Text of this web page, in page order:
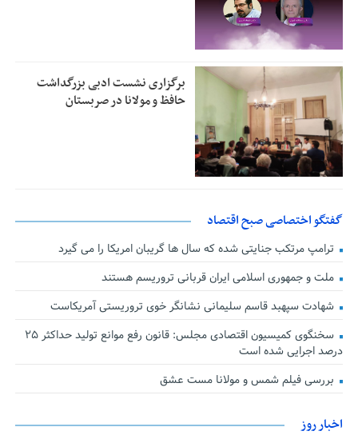
برگزاری نشست ادبی بزرگداشت
حافظ و مولانا در صربستان
گفتگو اختصاصی صبح اقتصاد
ترامپ مرتکب جنایتی شده که سال ها گریبان امریکا را می گیرد
ملت و جمهوری اسلامی ایران قربانی تروریسم هستند
شهادت سپهبد قاسم سلیمانی نشانگر خوی تروریستی آمریکاست
سخنگوی کمیسیون اقتصادی مجلس: قانون رفع موانع تولید حداکثر ۲۵
درصد اجرایی شده است
بررسی فیلم شمس و مولانا مست عشق
اخبار روز